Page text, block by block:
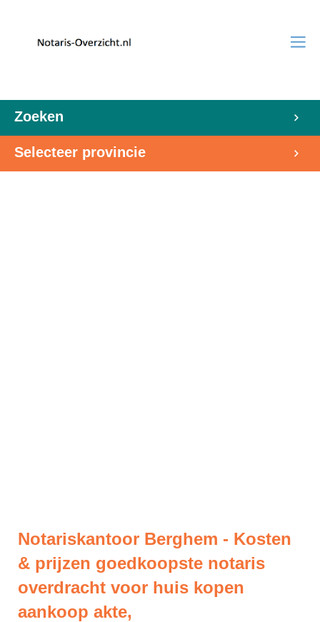
Zoeken
Selecteer provincie
Notariskantoor Berghem - Kosten
& prijzen goedkoopste notaris
overdracht voor huis kopen
aankoop akte,